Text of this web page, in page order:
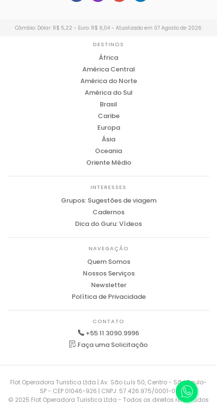
Câmbio: Dólar: R$ 5,22 - Euro: R$ 6,04 - Atualizado em 07 Agosto de 2026.
DESTINOS
África
América Central
América do Norte
América do Sul
Brasil
Caribe
Europa
Ásia
Oceania
Oriente Médio
INTERESSES
Grupos: Sugestões de viagem
Cadernos
Dica do Guru: Vídeos
NAVEGAÇÃO
Quem Somos
Nossos Serviços
Newsletter
Política de Privacidade
CONTATO
+55 11 3090.9996
Faça uma Solicitação
Flot Operadora Turistica Ltda | Av. São Luís 50, Centro - São Paulo-
SP - CEP 01046-926 | CNPJ: 57.426.975/0001-01
© 2025 Flot Operadora Turistica Ltda - Todos os direitos reservados